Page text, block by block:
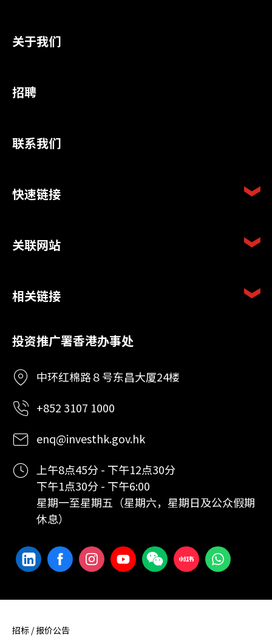
关于我们
招聘
联系我们
快速链接
关联网站
相关链接
投资推广署香港办事处
中环红棉路８号东昌大厦24楼
+852 3107 1000
enq@investhk.gov.hk
上午8点45分 - 下午12点30分
下午1点30分 - 下午6:00
星期一至星期五（星期六，星期日及公众假期
休息）
招标 / 报价公告